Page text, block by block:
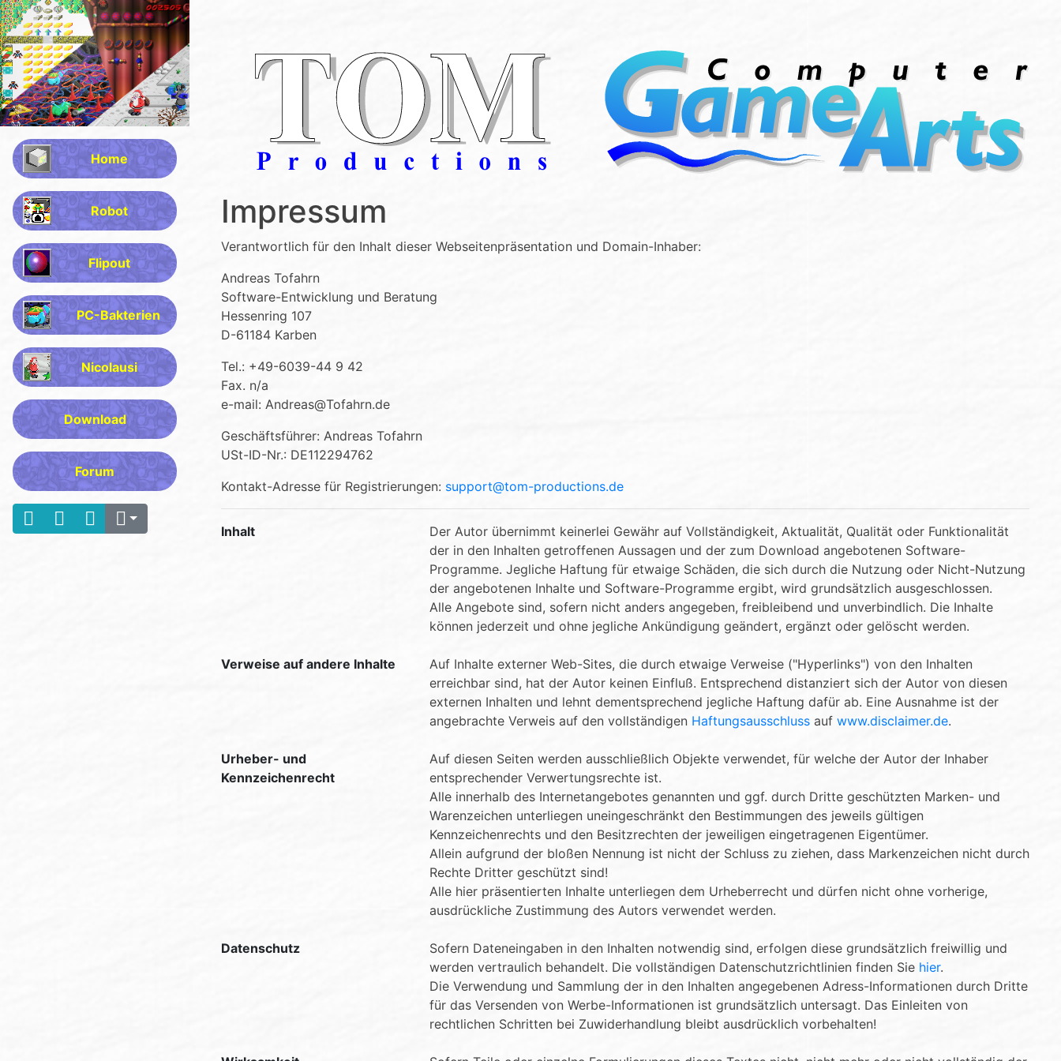
Home
Robot
Flipout
PC-Bakterien
Nicolausi
Download
Forum
   
Impressum
Verantwortlich für den Inhalt dieser Webseitenpräsentation und Domain-Inhaber:
Andreas Tofahrn
Software-Entwicklung und Beratung
Hessenring 107
D-61184 Karben
Tel.: +49-6039-44 9 42
Fax. n/a
e-mail: Andreas@Tofahrn.de
Geschäftsführer: Andreas Tofahrn
USt-ID-Nr.: DE112294762
Kontakt-Adresse für Registrierungen: support@tom-productions.de
Inhalt
Der Autor übernimmt keinerlei Gewähr auf Vollständigkeit, Aktualität, Qualität oder Funktionalität
der in den Inhalten getroffenen Aussagen und der zum Download angebotenen Software-
Programme. Jegliche Haftung für etwaige Schäden, die sich durch die Nutzung oder Nicht-Nutzung
der angebotenen Inhalte und Software-Programme ergibt, wird grundsätzlich ausgeschlossen.
Alle Angebote sind, sofern nicht anders angegeben, freibleibend und unverbindlich. Die Inhalte
können jederzeit und ohne jegliche Ankündigung geändert, ergänzt oder gelöscht werden.
Verweise auf andere Inhalte
Auf Inhalte externer Web-Sites, die durch etwaige Verweise ("Hyperlinks") von den Inhalten
erreichbar sind, hat der Autor keinen Einfluß. Entsprechend distanziert sich der Autor von diesen
externen Inhalten und lehnt dementsprechend jegliche Haftung dafür ab. Eine Ausnahme ist der
angebrachte Verweis auf den vollständigen Haftungsausschlussauf www.disclaimer.de.
Urheber- und
Kennzeichenrecht
Auf diesen Seiten werden ausschließlich Objekte verwendet, für welche der Autor der Inhaber
entsprechender Verwertungsrechte ist.
Alle innerhalb des Internetangebotes genannten und ggf. durch Dritte geschützten Marken- und
Warenzeichen unterliegen uneingeschränkt den Bestimmungen des jeweils gültigen
Kennzeichenrechts und den Besitzrechten der jeweiligen eingetragenen Eigentümer.
Allein aufgrund der bloßen Nennung ist nicht der Schluss zu ziehen, dass Markenzeichen nicht durch
Rechte Dritter geschützt sind!
Alle hier präsentierten Inhalte unterliegen dem Urheberrecht und dürfen nicht ohne vorherige,
ausdrückliche Zustimmung des Autors verwendet werden.
Datenschutz
Sofern Dateneingaben in den Inhalten notwendig sind, erfolgen diese grundsätzlich freiwillig und
werden vertraulich behandelt. Die vollständigen Datenschutzrichtlinien finden Sie hier.
Die Verwendung und Sammlung der in den Inhalten angegebenen Adress-Informationen durch Dritte
für das Versenden von Werbe-Informationen ist grundsätzlich untersagt. Das Einleiten von
rechtlichen Schritten bei Zuwiderhandlung bleibt ausdrücklich vorbehalten!